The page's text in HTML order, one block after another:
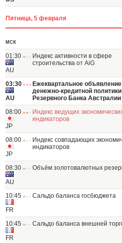
Пятница, 5 февраля
МСК
01:30
AU
Индекс активности в сфере
строительства от AiG
03:30
AU
Ежеквартальное
денежно-кредитной политики
Резервного Банка Австралии
08:00
JP
Индекс ведущих
индикаторов
08:00
JP
Индекс совпадающих
индикаторов
08:30
AU
Объём золотовалютных
10:45
FR
Сальдо баланса госбюджета
10:45
FR
Сальдо баланса внешней